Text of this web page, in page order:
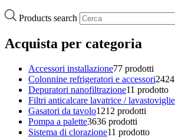
Products search
Acquista per categoria
Accessori installazione77 prodotti
Colonnine refrigeratori e accessori24
Depuratori nanofiltrazione11 prodotto
Filtri anticalcare lavatrice / lavastoviglie
Gasatori da tavolo1212 prodotti
Pompa a palette3636 prodotti
Sistema di clorazione11 prodotto